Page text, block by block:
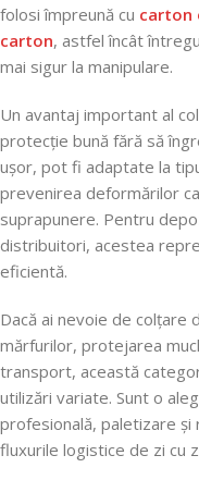
folosi împreună cu carton
carton, astfel încât
mai sigur la manipulare.
Un avantaj important al
protecție bună fără să
ușor, pot fi adaptate la
prevenirea deformărilor
suprapunere. Pentru
distribuitori, acestea
eficientă.
Dacă ai nevoie de colțare
mărfurilor, protejarea
transport, această
utilizări variate. Sunt o
profesională, paletizare
fluxurile logistice de zi cu